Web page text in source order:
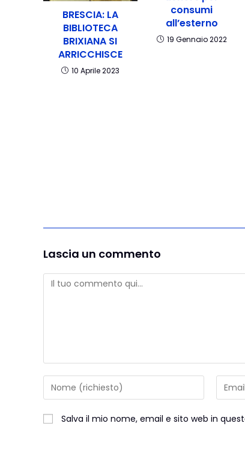
BRESCIA: LA
BIBLIOTECA
BRIXIANA SI
ARRICCHISCE
10 Aprile 2023
consumi
all’esterno
19 Gennaio 2022
Lascia un commento
Salva il mio nome, email e sito web in